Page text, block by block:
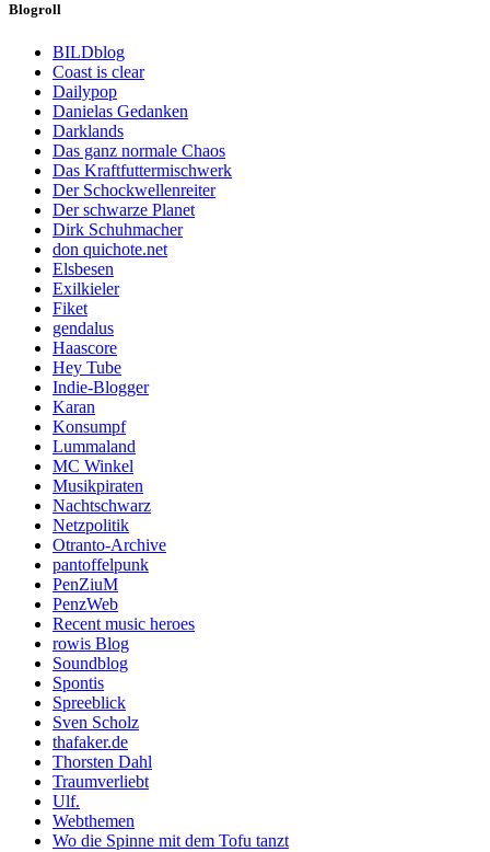
Blogroll
BILDblog
Coast is clear
Dailypop
Danielas Gedanken
Darklands
Das ganz normale Chaos
Das Kraftfuttermischwerk
Der Schockwellenreiter
Der schwarze Planet
Dirk Schuhmacher
don quichote.net
Elsbesen
Exilkieler
Fiket
gendalus
Haascore
Hey Tube
Indie-Blogger
Karan
Konsumpf
Lummaland
MC Winkel
Musikpiraten
Nachtschwarz
Netzpolitik
Otranto-Archive
pantoffelpunk
PenZiuM
PenzWeb
Recent music heroes
rowis Blog
Soundblog
Spontis
Spreeblick
Sven Scholz
thafaker.de
Thorsten Dahl
Traumverliebt
Ulf.
Webthemen
Wo die Spinne mit dem Tofu tanzt